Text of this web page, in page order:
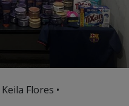
Flores •